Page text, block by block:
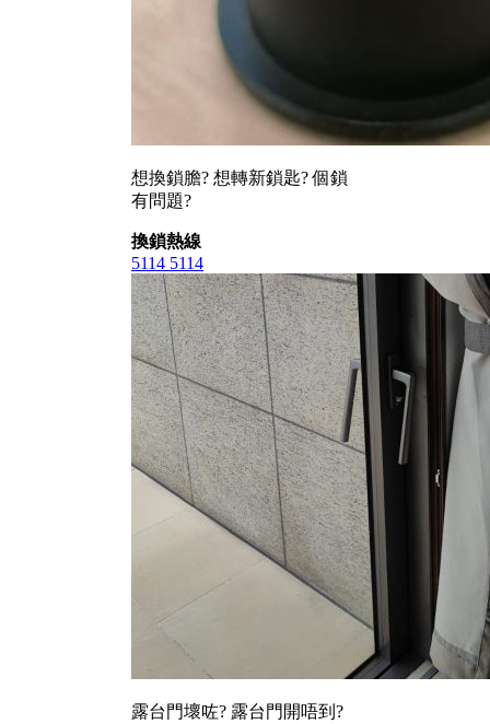
想換鎖膽? 想轉新鎖匙? 個鎖
有問題?
換鎖熱線
5114 5114
露台門壞咗? 露台門開唔到?